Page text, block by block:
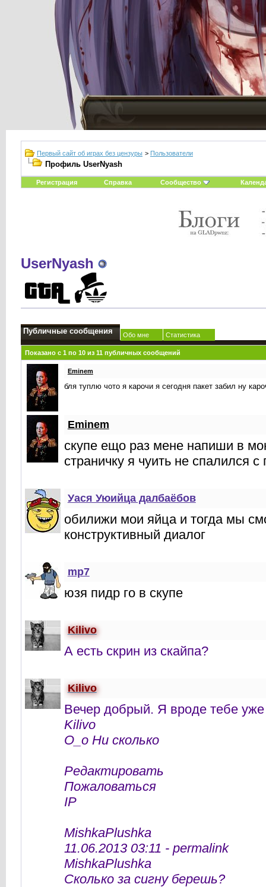
Первый сайт об играх без цензуры > Пользователи
Профиль UserNyash
Регистрация Справка Сообщество
UserNyash
Публичные сообщения Обо мне Статистика
Показано с 1 по 10из 11публичных сообщений
Eminem
бля туплю чото я карочи я сегодня пакет забил ну
Eminem
скупе ещо раз мене напиши в
страничку я чуить не спалился
Уася Уюийца далбаёбов
обилижи мои яйца и тогда мы
конструктивный диалог
mp7
юзя пидр го в скупе
Kilivo
А есть скрин из скайпа?
Kilivo
Вечер добрый. Я вроде тебе уже
Kilivo
О_о Ни сколько
Редактировать
Пожаловаться
IP
MishkaPlushka
11.06.2013 03:11 - permalink
MishkaPlushka
Сколько за сигну берешь?